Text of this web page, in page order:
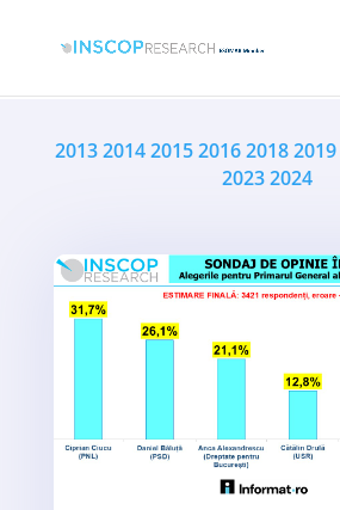
201320142015201620182019
20232024